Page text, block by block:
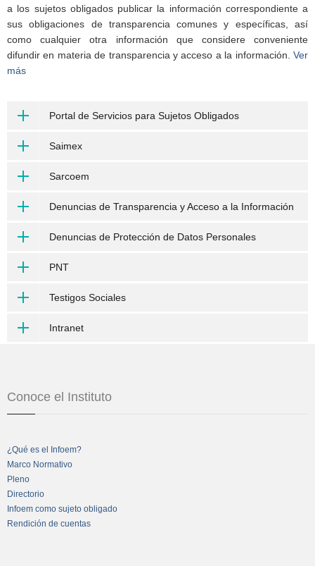
a los sujetos obligados publicar la información correspondiente a
sus obligaciones de transparencia comunes y específicas, así
como cualquier otra información que considere conveniente
difundir en materia de transparencia y acceso a la información. Ver
más
Portal de Servicios para Sujetos Obligados
Saimex
Sarcoem
Denuncias de Transparencia y Acceso a la Información
Denuncias de Protección de Datos Personales
PNT
Testigos Sociales
Intranet
Conoce el Instituto
¿Qué es el Infoem?
Marco Normativo
Pleno
Directorio
Infoem como sujeto obligado
Rendición de cuentas